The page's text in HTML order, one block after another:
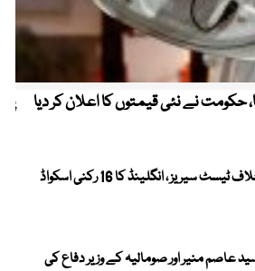
حکومت نے نئی قیمتوں کا اعلان کر دیا
پاکستان کیخلاف ٹیسٹ سیریز ، انگلینڈ کا 16 رکنی اسکواڈ
عاصم منیر اور صومالیہ کے وزیر دفاع کی